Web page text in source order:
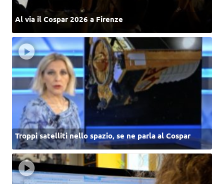
Al via il Cospar 2026 a Firenze
Troppi satelliti nello spazio, se ne parla al Cospar